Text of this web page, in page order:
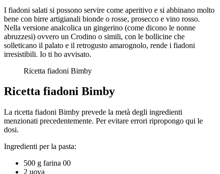
I fiadoni salati si possono servire come aperitivo e si abbinano molto
bene con birre artigianali bionde o rosse, prosecco e vino rosso.
Nella versione analcolica un gingerino (come dicono le nonne
abruzzesi) ovvero un Crodino o simili, con le bollicine che
solleticano il palato e il retrogusto amarognolo, rende i fiadoni
irresistibili. Io ti ho avvisato.
Ricetta fiadoni Bimby
Ricetta fiadoni Bimby
La ricetta fiadoni Bimby prevede la metà degli ingredienti
menzionati precedentemente. Per evitare errori ripropongo qui le
dosi.
Ingredienti per la pasta:
500 g farina 00
2 uova